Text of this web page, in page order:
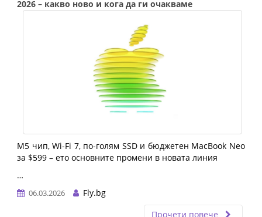
2026 – какво ново и кога да ги очакваме
M5 чип, Wi-Fi 7, по-голям SSD и бюджетен MacBook Neo
за $599 – ето основните промени в новата линия
…
06.03.2026
Fly.bg
Прочети повече